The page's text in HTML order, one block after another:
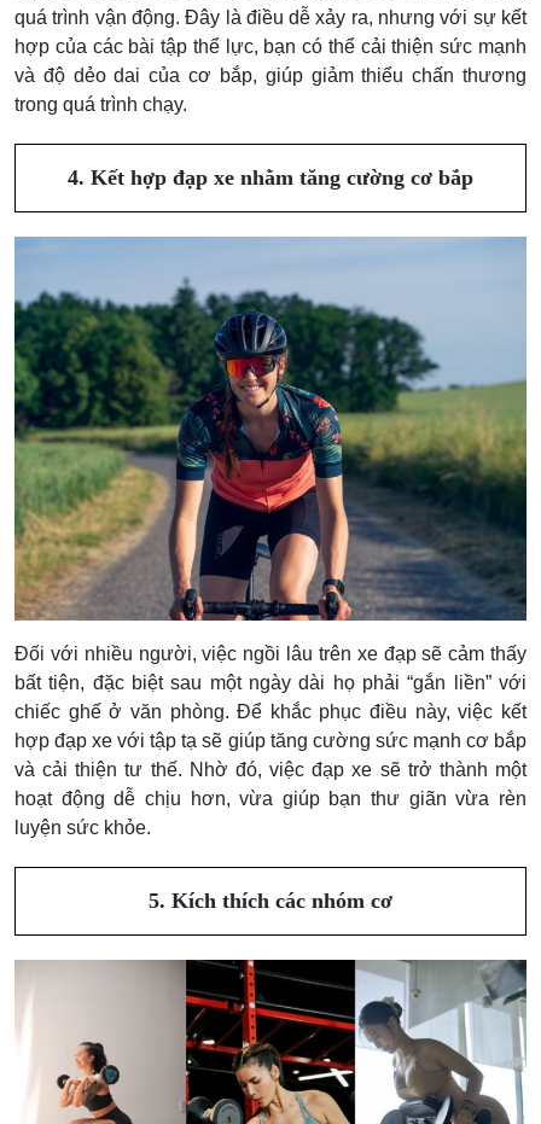
quá trình vận động. Đây là điều dễ xảy ra, nhưng với sự kết
hợp của các bài tập thể lực, bạn có thể cải thiện sức mạnh
và độ dẻo dai của cơ bắp, giúp giảm thiểu chấn thương
trong quá trình chạy.
4. Kết hợp đạp xe nhằm tăng cường cơ bắp
Đối với nhiều người, việc ngồi lâu trên xe đạp sẽ cảm thấy
bất tiện, đặc biệt sau một ngày dài họ phải “gắn liền” với
chiếc ghế ở văn phòng. Để khắc phục điều này, việc kết
hợp đạp xe với tập tạ sẽ giúp tăng cường sức mạnh cơ bắp
và cải thiện tư thế. Nhờ đó, việc đạp xe sẽ trở thành một
hoạt động dễ chịu hơn, vừa giúp bạn thư giãn vừa rèn
luyện sức khỏe.
5. Kích thích các nhóm cơ